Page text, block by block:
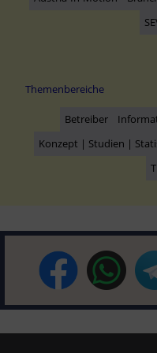
Themenbereiche
Betreiber
Konzept | Studien |